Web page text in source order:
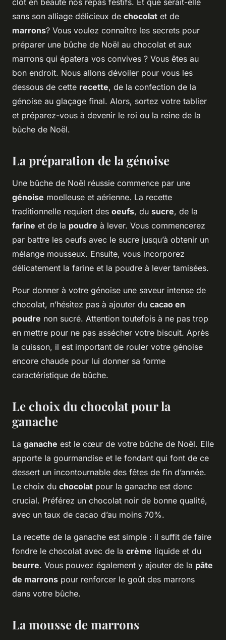
sans son alliage délicieux de chocolat et de
marrons? Vous voulez connaître les secrets pour
préparer une bûche de Noël au chocolat et aux
marrons qui épatera vos convives ? Vous êtes au
bon endroit. Nous allons dévoiler pour vous les
dessous de cette recette, de la confection de la
génoise au glaçage final. Alors, sortez votre tablier
et préparez-vous à devenir le roi ou la reine de la
bûche de Noël.
La préparation de la génoise
Une bûche de Noël réussie commence par une
génoise moelleuse et aérienne. La recette
traditionnelle requiert des oeufs, du sucre, de la
farine et de la poudre à lever. Vous commencerez
par battre les oeufs avec le sucre jusqu’à obtenir un
mélange mousseux. Ensuite, vous incorporez
délicatement la farine et la poudre à lever tamisées.
Pour donner à votre génoise une saveur intense de
chocolat, n’hésitez pas à ajouter du cacao en
poudre non sucré. Attention toutefois à ne pas trop
en mettre pour ne pas assécher votre biscuit. Après
la cuisson, il est important de rouler votre génoise
encore chaude pour lui donner sa forme
caractéristique de bûche.
Le choix du chocolat pour la
ganache
La ganache est le cœur de votre bûche de Noël. Elle
apporte la gourmandise et le fondant qui font de ce
dessert un incontournable des fêtes de fin d’année.
Le choix du chocolat pour la ganache est donc
crucial. Préférez un chocolat noir de bonne qualité,
avec un taux de cacao d’au moins 70%.
La recette de la ganache est simple : il suffit de faire
fondre le chocolat avec de la crème liquide et du
beurre. Vous pouvez également y ajouter de la pâte
de marrons pour renforcer le goût des marrons
dans votre bûche.
La mousse de marrons